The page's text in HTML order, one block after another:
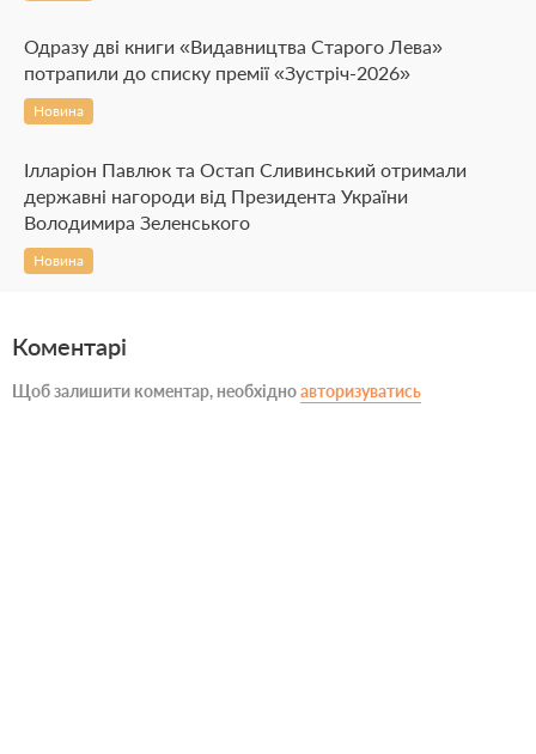
Одразу дві книги «Видавництва Старого Лева»
потрапили до списку премії «Зустріч-2026»
Новина
Ілларіон Павлюк та Остап Сливинський отримали
державні нагороди від Президента України
Володимира Зеленського
Новина
Коментарі
Щоб залишити коментар, необхідноавторизуватись